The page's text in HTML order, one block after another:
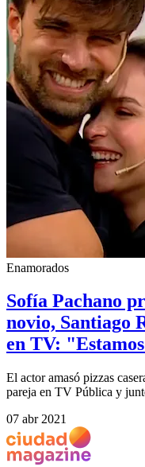
Enamorados
Sofía Pachano
novio, Santiago
en TV:
El actor amasó pizzas
pareja en TV Pública y
07 abr 2021